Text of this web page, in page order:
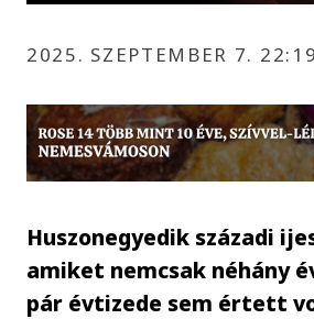
2025. SZEPTEMBER 7. 22:19
Huszonegyedik századi
amiket nemcsak néhány
pár évtizede sem értett